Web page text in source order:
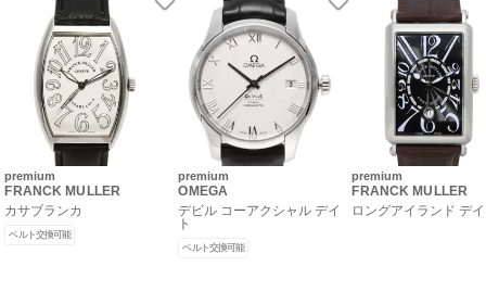
premium
FRANCK MULLER
カサブランカ
ベルト交換可能
premium
OMEGA
デビル コーアクシャル デイ
ト
ベルト交換可能
premium
FRANCK MULLER
ロングアイランド デ